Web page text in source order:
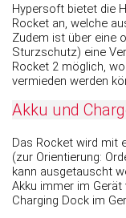
Hypersoft bietet die
Rocket an, welche
Zudem ist über eine
Sturzschutz) eine
Rocket 2 möglich,
vermieden werden
Akku und
Das Rocket wird mit
(zur Orientierung:
kann ausgetauscht
Akku immer im
Charging Dock im